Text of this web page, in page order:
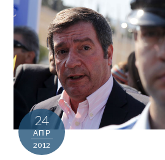
24
ΑΠΡ
2012